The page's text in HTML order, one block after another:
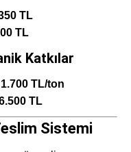
TL
TL
Katkılar
TL/ton
TL
Sistemi